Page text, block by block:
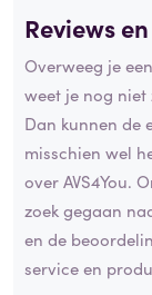
Reviews
Overweeg je
weet je nog
Dan kunnen de
misschien wel
over AVS4You.
zoek gegaan
en de
service en